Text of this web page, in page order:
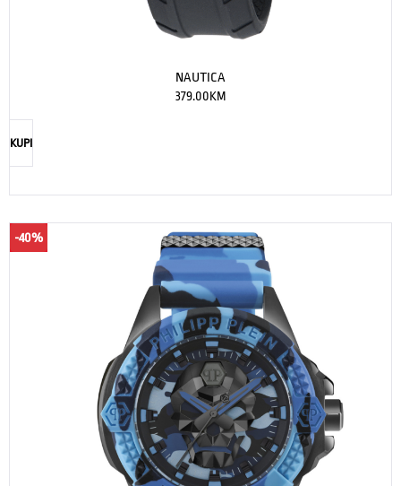
NAUTICA
379.00KM
KUPI
-40%